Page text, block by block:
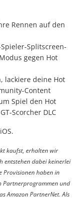
Rennen auf den
Splitscreen-
gegen Hot
lackiere deine Hot
Content
Spiel den Hot
Scorcher DLC
kaufst, erhalten wir
entstehen dabei keinerlei
Provisionen haben in
Partnerprogrammen und
Amazon PartnerNet. Als